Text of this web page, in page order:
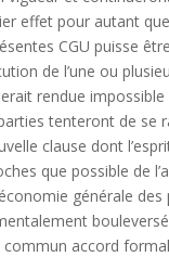
effet pour autant
CGU puisse
de l’une ou
rendue
tenteront de se
clause dont
que possible de
générale des
commun accord